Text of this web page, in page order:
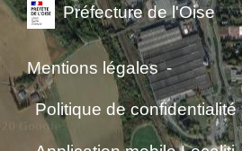
Préfecture de l'Oise
Mentions légales -
Politique de confidentialité